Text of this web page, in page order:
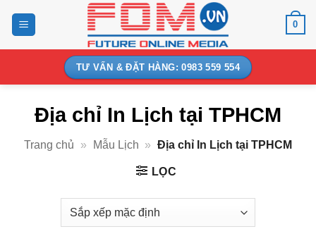
0
TƯ VẤN & ĐẶT HÀNG: 0983 559 554
Địa chỉ In Lịch tại TPHCM
Trang chủ » Mẫu Lịch » Địa chỉ In Lịch tại TPHCM
LỌC